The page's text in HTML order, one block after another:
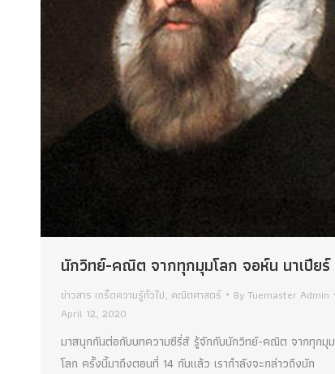
นักวิทย์-คณิต จากทุกมุมโลก จอห์น นาเปียร์
ข่าวสาร เกร็ดความรู้ทั่วไป, คณิตศาสตร์ ByTuemaster Admin
April 12, 2020
มาสนุกกันต่อกับบทความซีรี่ส์ รู้จักกับนักวิทย์-คณิต จากทุกมุม
โลก ครั้งนี้มาถึงตอนที่ 14 กันแล้ว เรากำลังจะกล่าวถึงนัก